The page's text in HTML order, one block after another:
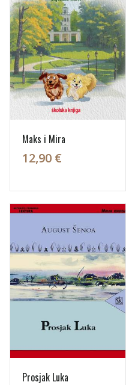
Maks i Mira
12,90 €
Prosjak Luka